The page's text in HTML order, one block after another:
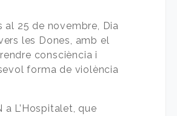
al 25 de novembre, Dia
les Dones, amb el
consciència i
forma de violència
L’Hospitalet, que